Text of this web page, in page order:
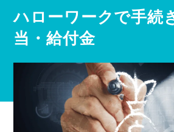
ハローワークで手続
当・給付金